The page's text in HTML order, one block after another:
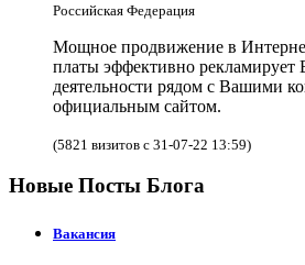
Российская Федерация
Мощное продвижение в
платы эффективно рекламирует
деятельности рядом с Вашими
официальным сайтом.
(5821 визитов с 31-07-22 13:59)
Новые Посты Блога
Вакансия